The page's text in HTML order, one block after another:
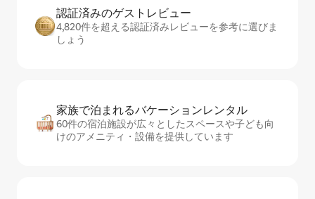
認証済みのゲ⁠ス⁠ト⁠レ⁠ビ⁠ュ⁠ー
4,820件を超える認証済みレビューを参考に選びま
しょう
家族で泊まれるバ⁠ケ⁠ー⁠シ⁠ョ⁠ンレ⁠ン⁠タ⁠ル
60件の宿泊施設が広々としたスペースや子ども向
けのアメニティ・設備を提供しています